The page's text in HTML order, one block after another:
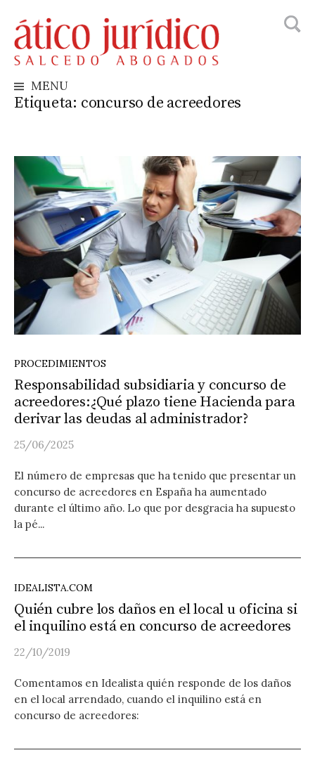
to
content
MENU
Etiqueta: concurso de acreedores
PROCEDIMIENTOS
Responsabilidad subsidiaria y concurso de
acreedores:¿Qué plazo tiene Hacienda para
derivar las deudas al administrador?
25/06/2025
El número de empresas que ha tenido que presentar un
concurso de acreedores en España ha aumentado
durante el último año. Lo que por desgracia ha supuesto
la pé...
IDEALISTA.COM
Quién cubre los daños en el local u oficina si
el inquilino está en concurso de acreedores
22/10/2019
Comentamos en Idealista quién responde de los daños
en el local arrendado, cuando el inquilino está en
concurso de acreedores: